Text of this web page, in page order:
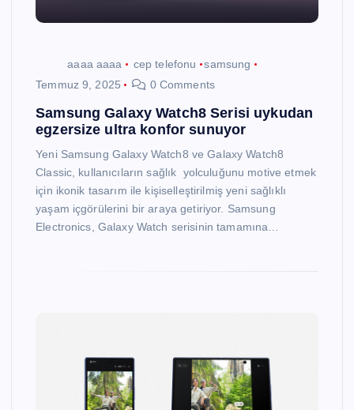
aaaa aaaa cep telefonu
samsung
Temmuz 9, 2025
0 Comments
Samsung Galaxy Watch8 Serisi uykudan
egzersize ultra konfor sunuyor
Yeni Samsung Galaxy Watch8 ve Galaxy Watch8
Classic, kullanıcıların sağlık yolculuğunu motive etmek
için ikonik tasarım ile kişiselleştirilmiş yeni sağlıklı
yaşam içgörülerini bir araya getiriyor. Samsung
Electronics, Galaxy Watch serisinin tamamına…